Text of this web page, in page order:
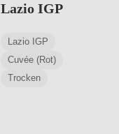
Lazio IGP
Lazio IGP
Cuvée (Rot)
Trocken